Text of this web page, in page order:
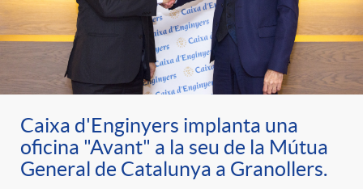
Caixa d'Enginyers implanta una
oficina "Avant" a la seu de la Mútua
General de Catalunya a Granollers.